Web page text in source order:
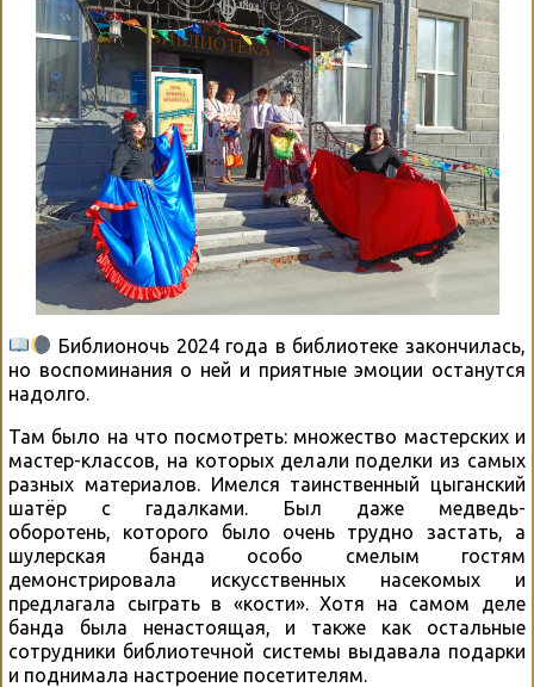
Библионочь 2024 года в библиотеке закончилась,
но воспоминания о ней и приятные эмоции останутся
надолго.
Там было на что посмотреть: множество мастерских и
мастер-классов, на которых делали поделки из самых
разных материалов. Имелся таинственный цыганский
шатëр с гадалками. Был даже медведь-
оборотень, которого было очень трудно застать, а
шулерская банда особо смелым гостям
демонстрировала искусственных насекомых и
предлагала сыграть в «кости». Хотя на самом деле
банда была ненастоящая, и также как остальные
сотрудники библиотечной системы выдавала подарки
и поднимала настроение посетителям.